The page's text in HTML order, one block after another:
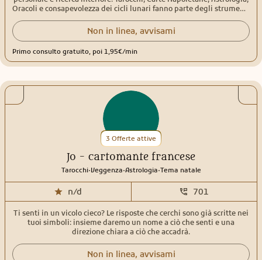
Oracoli e consapevolezza dei cicli lunari fanno parte degli strumenti
attraverso lo studio delle tradizioni stregoniche e della spiritualità
Neo Pagana. Attraverso il linguaggio dei simboli aiuto a fare luce su
consapevolezza e nuove prospettive nei momenti di dubbio, scelta
o trasformazione. Il mio approccio nasce dall'incontro tra studio,
ascolto autentico in cui ogni consulto possa diventare
un'opportunità di maggiore consapevolezza e comprensione del
proprio percorso. Che la tua richiesta riguardi l'amore, il lavoro, la
crescita personale o il tuo cammino spirituale, il mio intento è
aiutarti a riconoscere le energie e le dinamiche in gioco, valorizzare
le tue risorse interiori e affrontare il futuro con maggiore chiarezza e
fiducia.
Non in linea, avvisami
Primo consulto gratuito, poi 1,95€/min
3 Offerte attive
Jo - cartomante francese
Tarocchi.Veggenza.Astrologia.Tema natale
n/d 701
Ti senti in un vicolo cieco? Le risposte che cerchi sono già scritte nei
tuoi simboli: insieme daremo un nome a ciò che senti e una
direzione chiara a ciò che accadrà.
Non in linea, avvisami